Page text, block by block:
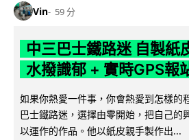
Vin 59 分
中三巴士鐵路迷 自製紙
水撥識郁 + 實時GPS報
如果你熱愛一件事，你會熱愛到怎樣的
巴士鐵路迷，選擇由零開始，把自己的
以運作的作品。他以紙皮親手製作出...